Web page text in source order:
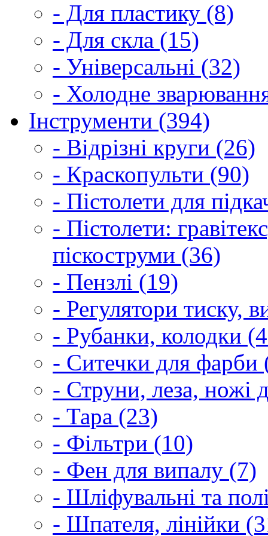
- Для пластику (8)
- Для скла (15)
- Універсальні (32)
- Холодне
Інструменти (394)
- Відрізні круги (26)
- Краскопульти (90)
- Пістолети для
- Пістолети:
піскоструми (36)
- Пензлі (19)
- Регулятори тиску,
- Рубанки, колодки
- Ситечки для фарби
- Струни, леза, ножі
- Тара (23)
- Фільтри (10)
- Фен для випалу (7)
- Шліфувальні та
- Шпателя, лінійки